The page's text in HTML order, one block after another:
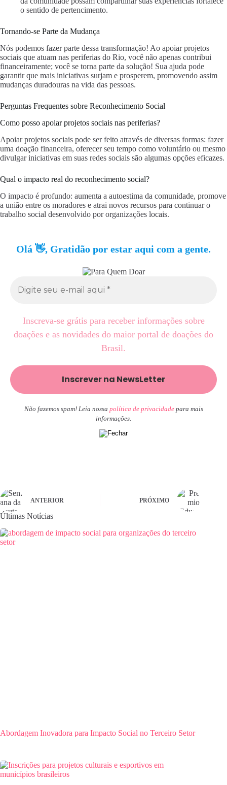
o sentido de pertencimento.
Tornando-se Parte da Mudança
Nós podemos fazer parte dessa transformação! Ao apoiar projetos
sociais que atuam nas periferias do Rio, você não apenas contribui
financeiramente; você se torna parte da solução! Sua ajuda pode
garantir que mais iniciativas surjam e prosperem, promovendo assim
mudanças duradouras na vida das pessoas.
Perguntas Frequentes sobre Reconhecimento Social
Como posso apoiar projetos sociais nas periferias?
Apoiar projetos sociais pode ser feito através de diversas formas: fazer
uma doação financeira, oferecer seu tempo como voluntário ou mesmo
divulgar iniciativas em suas redes sociais são algumas opções eficazes.
Qual o impacto real do reconhecimento social?
O impacto é profundo: aumenta a autoestima da comunidade, promove
a união entre os moradores e atrai novos recursos para continuar o
trabalho social desenvolvido por organizações locais.
Olá 👋, Gratidão por estar aqui com a gente.
Inscreva-se grátis para receber informações sobre
doações e as novidades do maior portal de doações do
Brasil.
Não fazemos spam! Leia nossa política de privacidadepara mais
informações.
ANTERIOR PRÓXIMO
Últimas Notícias
Abordagem Inovadora para Impacto Social no Terceiro Setor